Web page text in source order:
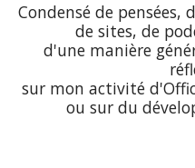
Condensé de pensées,
de sites, de
d'une manière
sur mon activité
ou sur du